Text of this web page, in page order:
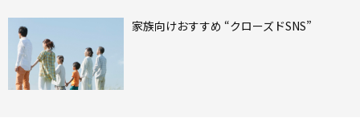
家族向けおすすめ “クローズドSNS”